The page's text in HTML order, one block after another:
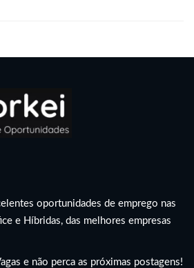
oportunidades de emprego nas
e Híbridas, das melhores empresas
e não perca as próximas postagens!